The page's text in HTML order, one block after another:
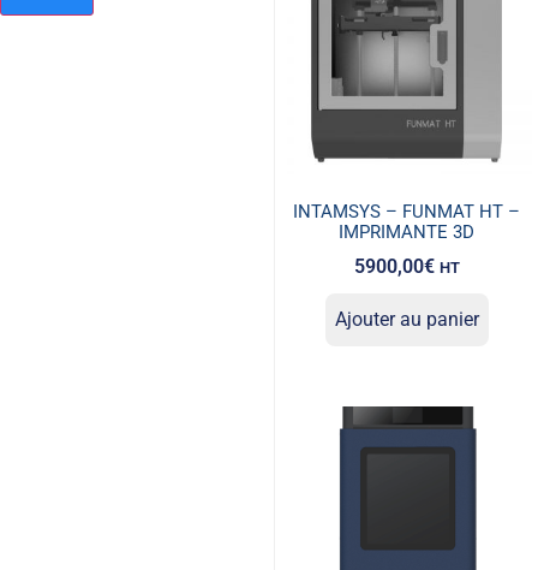
INTAMSYS – FUNMAT HT –
IMPRIMANTE 3D
5900,00€ HT
Ajouter au panier